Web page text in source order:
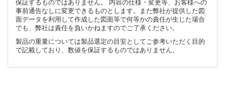
保証するものではありません。 内容の仕様・変更等、お客様への
事前通告なしに変更できるものとします。また弊社が提供した図
面データを利用して作成した図面等で何等かの責任が生じた場合
でも、弊社は責任を負いかねますのでご了承ください。
製品の重量については製品選定の目安としてご参考いただく目的
で記載しており、数値を保証するものではありません。